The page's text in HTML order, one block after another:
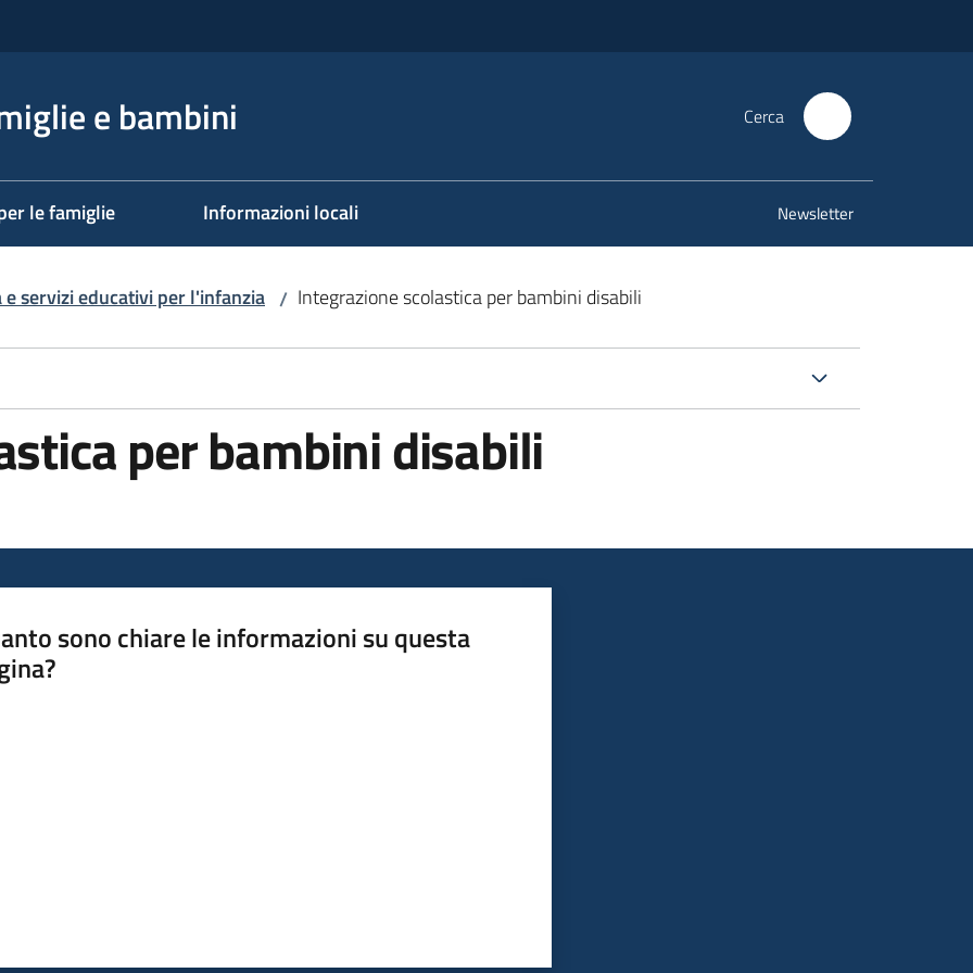
e bambini Cerca
le famiglie Informazioni locali Newsletter
e servizi educativi per l'infanzia / Integrazione scolastica per bambini disabili
per bambini disabili
sono chiare le informazioni su questa